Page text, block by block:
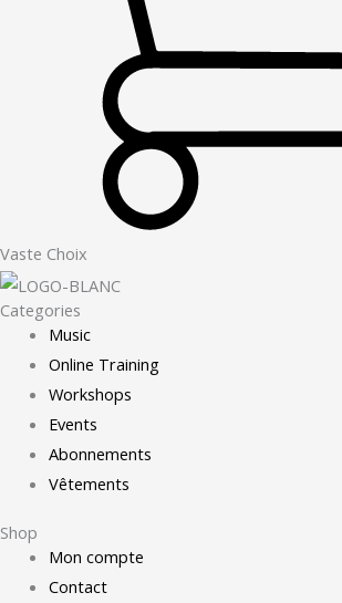
Vaste Choix
Categories
Music
Online Training
Workshops
Events
Abonnements
Vêtements
Shop
Mon compte
Contact